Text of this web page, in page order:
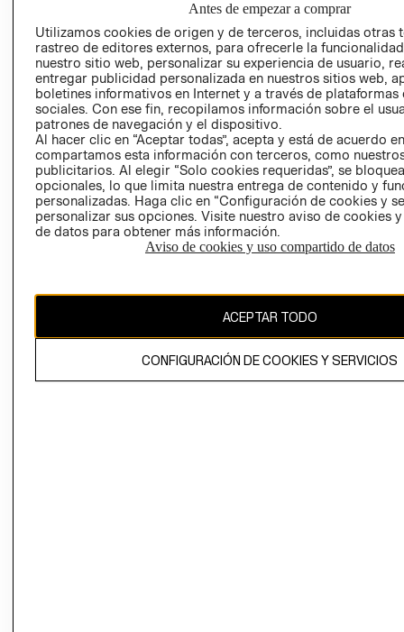
EMPRESARIAL
TÉRMINOS Y
CONDICIONES
AVISO DE
PRIVACIDAD
GIFT CARD
AVISO DE
COOKIES
Antes de empezar a comprar
Utilizamos cookies de origen y de terceros, incluidas otras
rastreo de editores externos, para ofrecerle la
nuestro sitio web, personalizar su experiencia de usuario,
entregar publicidad personalizada en nuestros sitios web,
boletines informativos en Internet y a través de plataformas
sociales. Con ese fin, recopilamos información sobre el
patrones de navegación y el dispositivo.
Al hacer clic en “Aceptar todas”, acepta y está de acuerdo
compartamos esta información con terceros, como
publicitarios. Al elegir “Solo cookies requeridas”, se
opcionales, lo que limita nuestra entrega de contenido y
personalizadas. Haga clic en “Configuración de cookies y
personalizar sus opciones. Visite nuestro aviso de cookies
de datos para obtener más información.
Aviso de cookies y uso compartido de datos
ACEPTAR TODO
CONFIGURACIÓN DE COOKIES Y SERVICIOS